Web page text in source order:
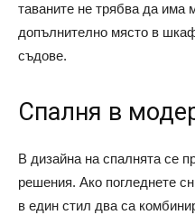
таваните не трябва да има
допълнително място в
съдове.
Спалня в
В дизайна на спалнята се
решения. Ако погледнете
в един стил два са